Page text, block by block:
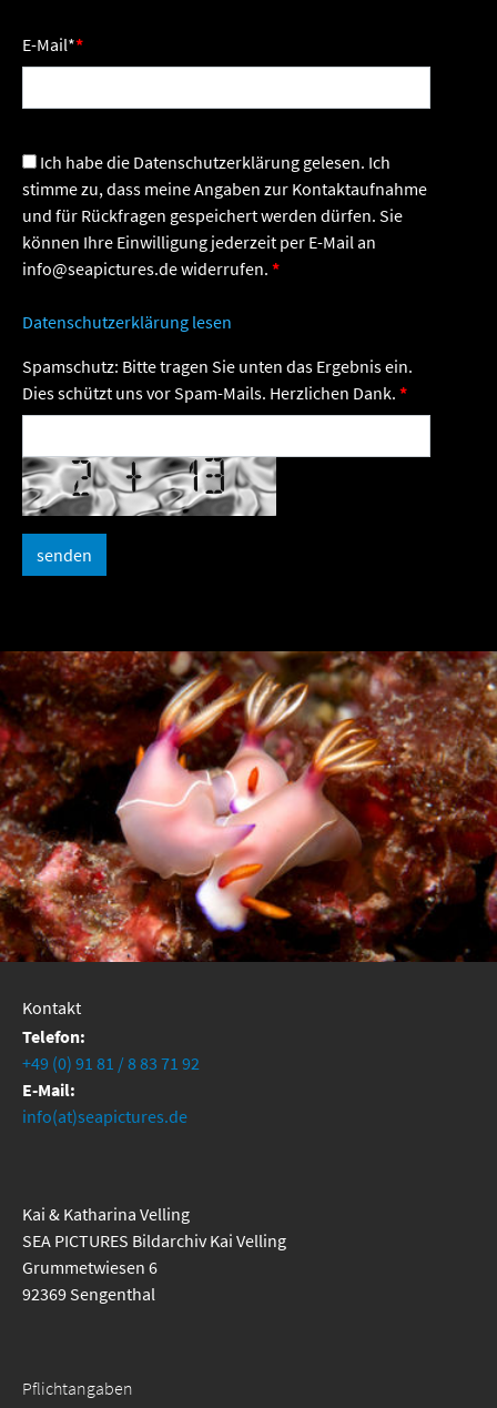
E-Mail*
stimme zu, dass meine Angaben zur Kontaktaufnahme
und für Rückfragen gespeichert werden dürfen. Sie
können Ihre Einwilligung jederzeit per E-Mail an
info@seapictures.de widerrufen.
Datenschutzerklärung lesen
Spamschutz: Bitte tragen Sie unten das Ergebnis ein.
Dies schützt uns vor Spam-Mails. Herzlichen Dank.
Kontakt
Telefon:
+49 (0) 91 81 / 8 83 71 92
E-Mail:
info(at)seapictures.de
Kai & Katharina Velling
SEA PICTURES Bildarchiv Kai Velling
Grummetwiesen 6
92369 Sengenthal
Pflichtangaben